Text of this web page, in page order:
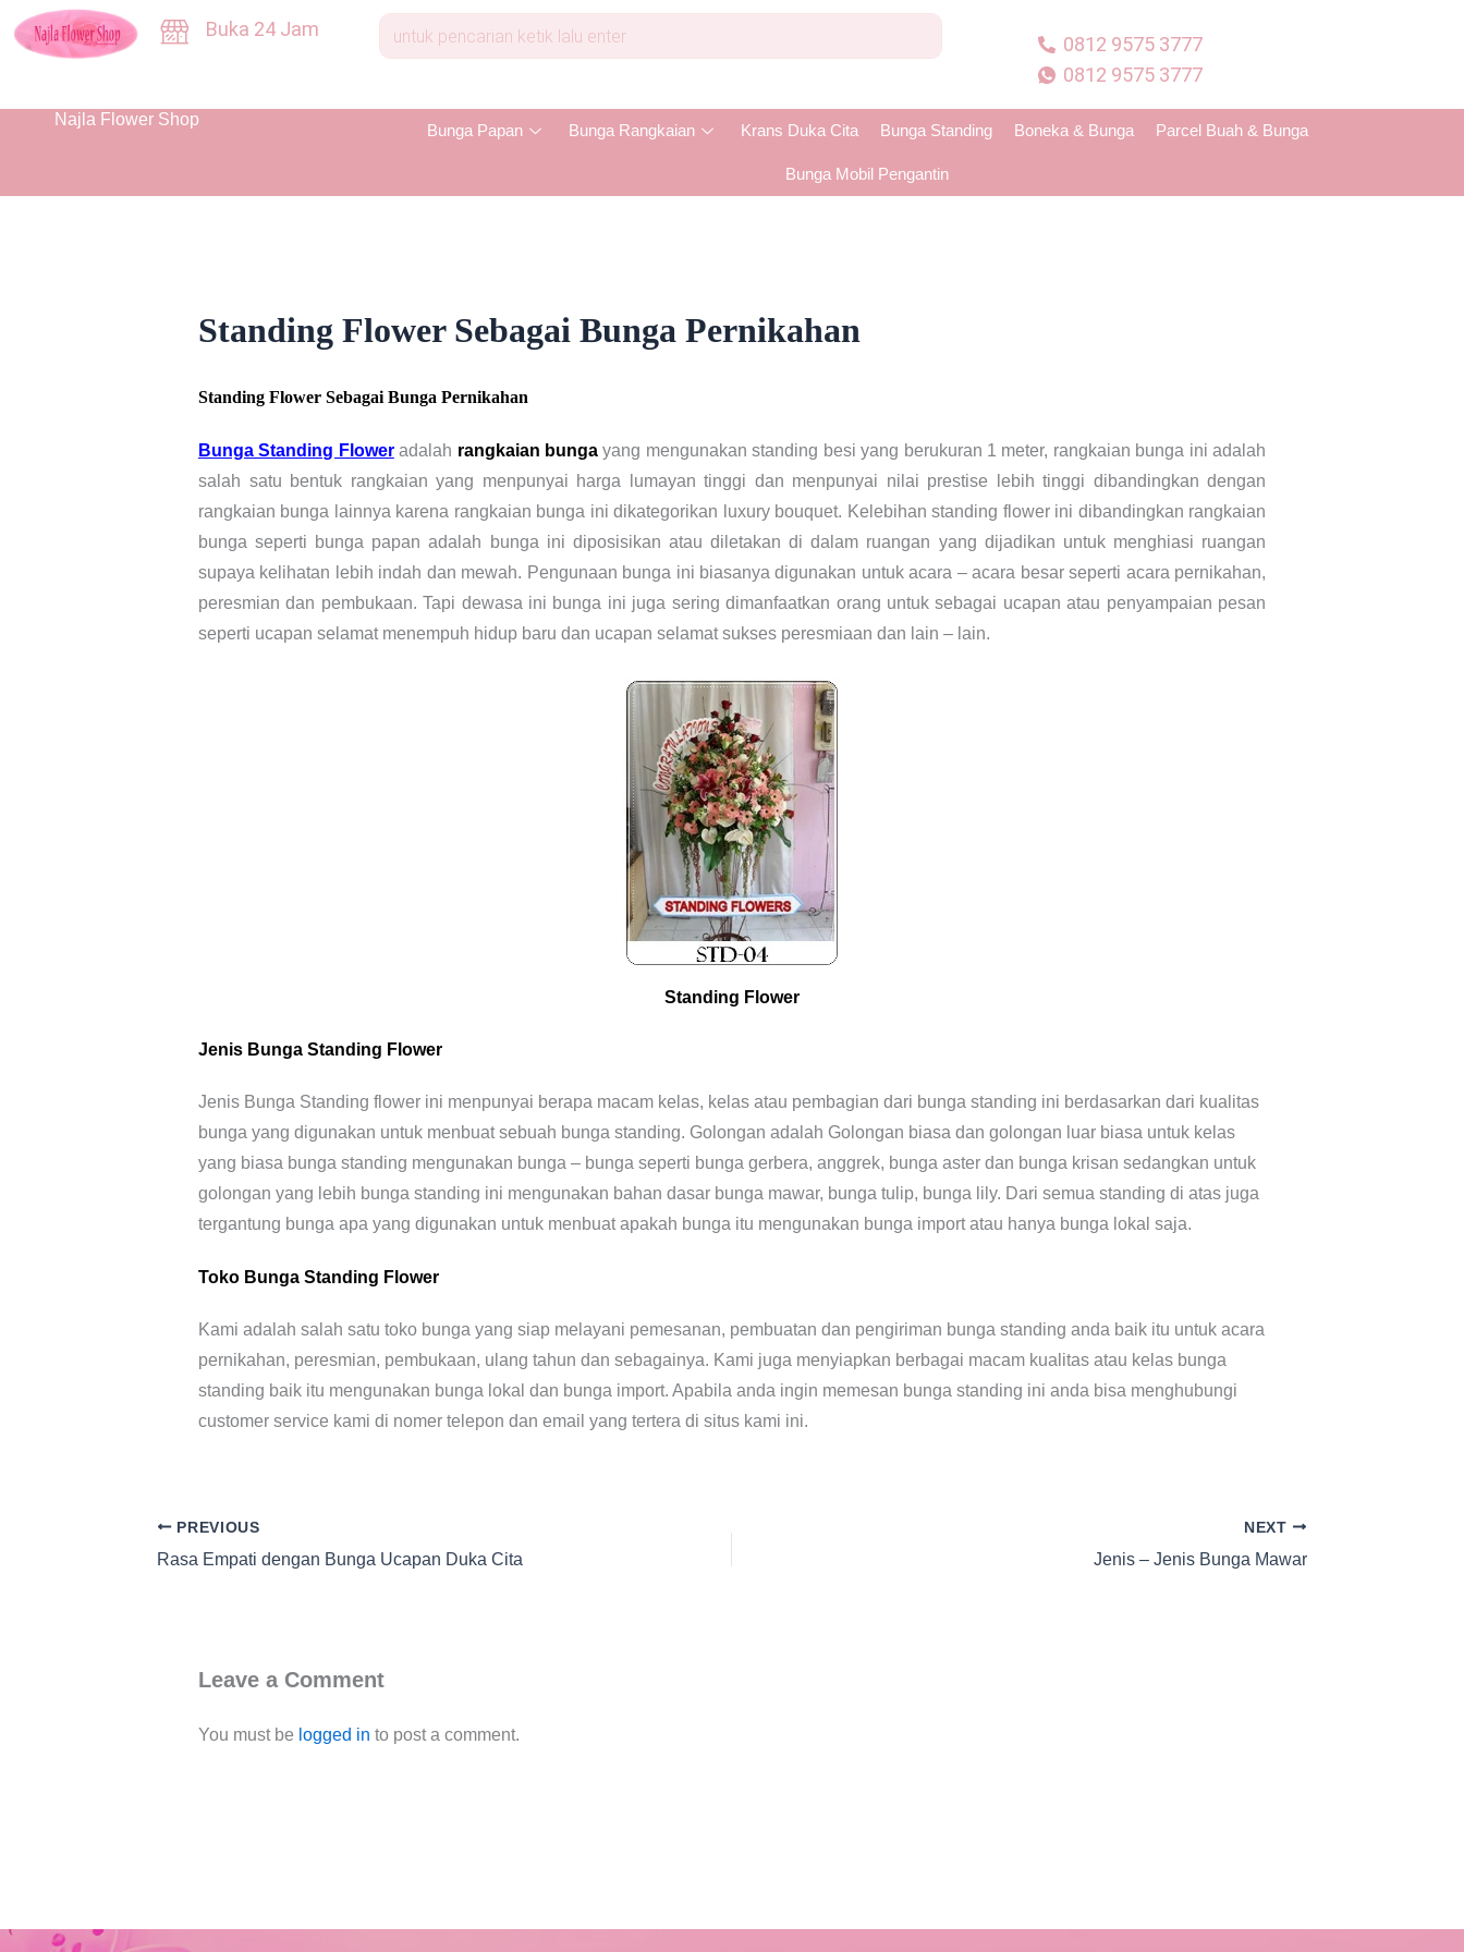
Skip
Buka 24 Jam
0812 9575 3777
0812 9575 3777
Najla Flower Shop
Bunga Papan Bunga Rangkaian Krans Duka Cita Bunga Standing Boneka & Bunga Parcel Buah & Bunga
Bunga Mobil Pengantin
Standing Flower Sebagai Bunga Pernikahan
Standing Flower Sebagai Bunga Pernikahan
Bunga Standing Floweradalah rangkaian bunga yang mengunakan standing besi yang berukuran 1 meter, rangkaian bunga ini adalah
salah satu bentuk rangkaian yang menpunyai harga lumayan tinggi dan menpunyai nilai prestise lebih tinggi dibandingkan dengan
rangkaian bunga lainnya karena rangkaian bunga ini dikategorikan luxury bouquet. Kelebihan standing flower ini dibandingkan rangkaian
bunga seperti bunga papan adalah bunga ini diposisikan atau diletakan di dalam ruangan yang dijadikan untuk menghiasi ruangan
supaya kelihatan lebih indah dan mewah. Pengunaan bunga ini biasanya digunakan untuk acara – acara besar seperti acara pernikahan,
peresmian dan pembukaan. Tapi dewasa ini bunga ini juga sering dimanfaatkan orang untuk sebagai ucapan atau penyampaian pesan
seperti ucapan selamat menempuh hidup baru dan ucapan selamat sukses peresmiaan dan lain – lain.
Standing Flower
Jenis Bunga Standing Flower
Jenis Bunga Standing flower ini menpunyai berapa macam kelas, kelas atau pembagian dari bunga standing ini berdasarkan dari kualitas
bunga yang digunakan untuk menbuat sebuah bunga standing. Golongan adalah Golongan biasa dan golongan luar biasa untuk kelas
yang biasa bunga standing mengunakan bunga – bunga seperti bunga gerbera, anggrek, bunga aster dan bunga krisan sedangkan untuk
golongan yang lebih bunga standing ini mengunakan bahan dasar bunga mawar, bunga tulip, bunga lily. Dari semua standing di atas juga
tergantung bunga apa yang digunakan untuk menbuat apakah bunga itu mengunakan bunga import atau hanya bunga lokal saja.
Toko Bunga Standing Flower
Kami adalah salah satu toko bunga yang siap melayani pemesanan, pembuatan dan pengiriman bunga standing anda baik itu untuk acara
pernikahan, peresmian, pembukaan, ulang tahun dan sebagainya. Kami juga menyiapkan berbagai macam kualitas atau kelas bunga
standing baik itu mengunakan bunga lokal dan bunga import. Apabila anda ingin memesan bunga standing ini anda bisa menghubungi
customer service kami di nomer telepon dan email yang tertera di situs kami ini.
PREVIOUS
Rasa Empati dengan Bunga Ucapan Duka Cita
NEXT
Jenis – Jenis Bunga Mawar
Leave a Comment
You must be logged in to post a comment.